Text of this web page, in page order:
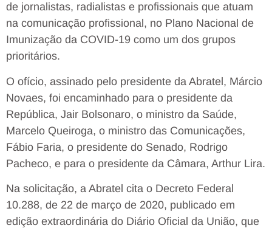
de jornalistas, radialistas e profissionais que atuam
na comunicação profissional, no Plano Nacional de
Imunização da COVID-19 como um dos grupos
prioritários.
O ofício, assinado pelo presidente da Abratel, Márcio
Novaes, foi encaminhado para o presidente da
República, Jair Bolsonaro, o ministro da Saúde,
Marcelo Queiroga, o ministro das Comunicações,
Fábio Faria, o presidente do Senado, Rodrigo
Pacheco, e para o presidente da Câmara, Arthur Lira.
Na solicitação, a Abratel cita o Decreto Federal
10.288, de 22 de março de 2020, publicado em
edição extraordinária do Diário Oficial da União, que